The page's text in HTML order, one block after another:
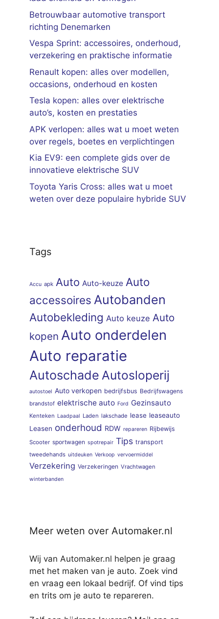
Betrouwbaar automotive transport
richting Denemarken
Vespa Sprint: accessoires, onderhoud,
verzekering en praktische informatie
Renault kopen: alles over modellen,
occasions, onderhoud en kosten
Tesla kopen: alles over elektrische
auto’s, kosten en prestaties
APK verlopen: alles wat u moet weten
over regels, boetes en verplichtingen
Kia EV9: een complete gids over de
innovatieve elektrische SUV
Toyota Yaris Cross: alles wat u moet
weten over deze populaire hybride SUV
Tags
Accu apk Auto Auto-keuze Auto
accessoires Autobanden
Autobekleding Auto keuze Auto
kopen Auto onderdelen
Auto reparatie
Autoschade Autosloperij
autostoel Auto verkopen bedrijfsbus Bedrijfswagens
brandstof elektrische auto Ford Gezinsauto
Kenteken Laadpaal Laden lakschade lease leaseauto
Leasen onderhoud RDW repareren Rijbewijs
Scooter sportwagen spotrepair Tips transport
tweedehands uitdeuken Verkoop vervoermiddel
Verzekering Verzekeringen Vrachtwagen
winterbanden
Meer weten over Automaker.nl
Wij van Automaker.nl helpen je graag
met het maken van je auto. Zoek vind
en vraag een lokaal bedrijf. Of vind tips
en trits om je auto te repareren.